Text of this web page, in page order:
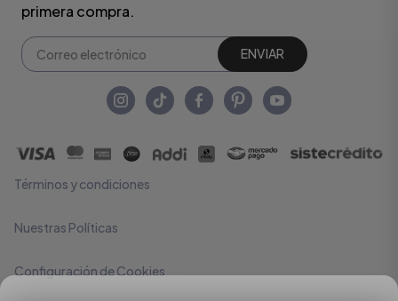
primera compra.
ENVIAR
Términos y condiciones
Nuestras Políticas
Configuración de Cookies